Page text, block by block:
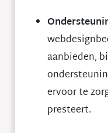
aanbieden,
ervoor te
presteert.